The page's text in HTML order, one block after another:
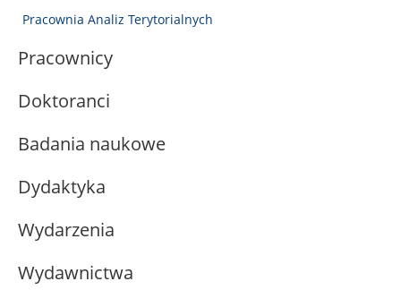
Pracownia Analiz Terytorialnych
Pracownicy
Doktoranci
Badania naukowe
Dydaktyka
Wydarzenia
Wydawnictwa